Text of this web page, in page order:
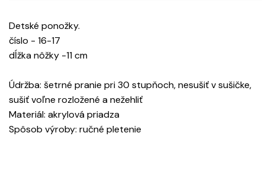
Detské ponožky.
číslo - 16-17
dĺžka nôžky -11 cm
Údržba: šetrné pranie pri 30 stupňoch, nesušiť v sušičke,
sušiť voľne rozložené a nežehliť
Materiál: akrylová priadza
Spôsob výroby: ručné pletenie